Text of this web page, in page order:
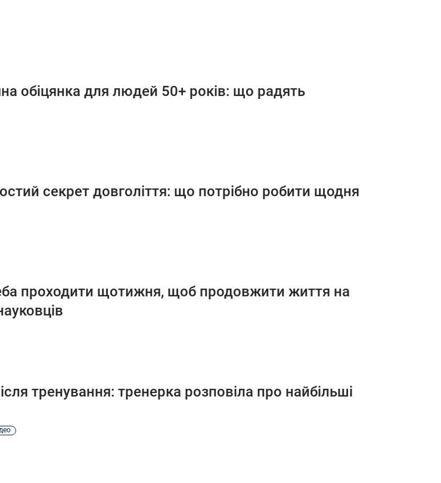
обіцянка для людей 50+ років: що радять
секрет довголіття: що потрібно робити щодня
проходити щотижня, щоб продовжити життя на
тренування: тренерка розповіла про найбільші